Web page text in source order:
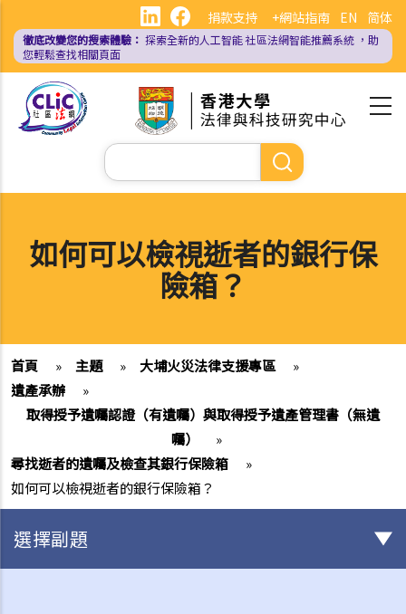
內
EN 简体
捐款支持 +網站指南
徹底改變您的搜索體驗： 探索全新的人工智能社區法網智能推薦系統 ，助
您輕鬆查找相關頁面
Search
如何可以檢視逝者的銀行保
險箱？
首頁 » 主題 » 大埔火災法律支援專區
»
遺產承辦
»
取得授予遺囑認證（有遺囑）與取得授予遺產管理書（無遺
囑）
»
尋找逝者的遺囑及檢查其銀行保險箱
»
如何可以檢視逝者的銀行保險箱？
選擇副題